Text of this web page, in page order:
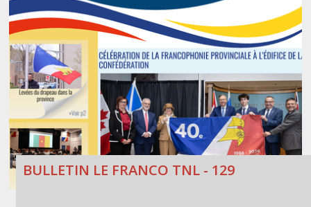
BULLETIN LE FRANCO TNL - 129